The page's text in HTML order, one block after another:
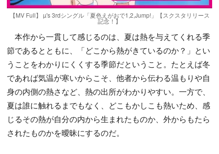
【MV Full】 µ's 3rdシングル「夏色えがおで1,2,Jump!」【スクスタリリース
記念！】
本作から一貫して感じるのは、夏は熱を与えてくれる季
節であるとともに、「どこから熱がきているのか？」とい
うことをわかりにくくする季節だということ。たとえば冬
であれば気温が寒いからこそ、他者から伝わる温もりや自
身の内側の熱さなど、熱の出所がわかりやすい。一方で、
夏は誰に触れるまでもなく、どこもかしこも熱いため、感
じるその熱が自分の内から生まれたものか、外からもたら
されたものかを曖昧にするのだ。